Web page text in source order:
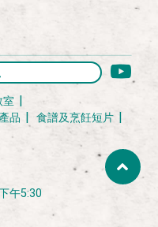
室
品
食譜及烹飪短片
午5:30